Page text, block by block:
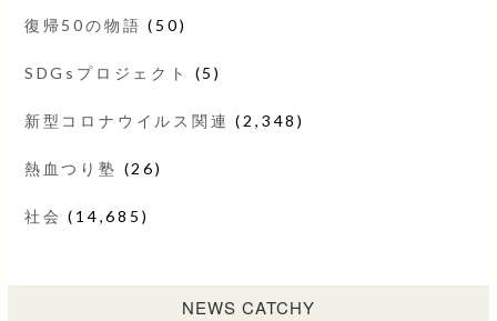
復帰50の物語 (50)
SDGsプロジェクト (5)
新型コロナウイルス関連 (2,348)
熱血つり塾 (26)
社会 (14,685)
NEWS CATCHY